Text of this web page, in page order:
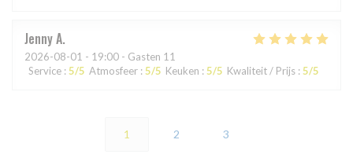
JennyA
2026-08-01 - 19:00 - Gasten 11
Service : 5/5 Atmosfeer : 5/5 Keuken : 5/5 Kwaliteit / Prijs : 5/5
1 2 3